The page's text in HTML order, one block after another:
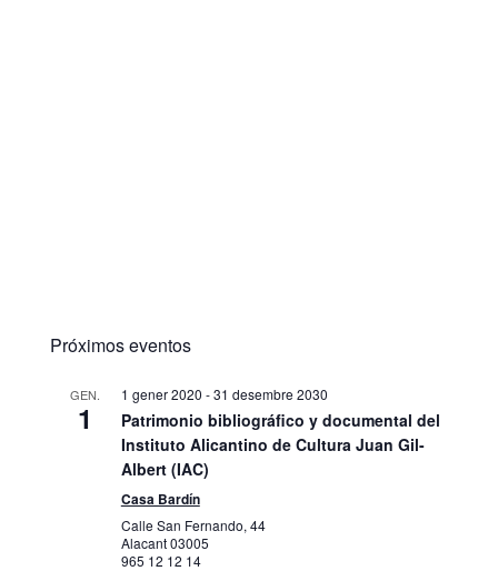
Próximos eventos
GEN.
1
1 gener 2020 -31 desembre 2030
Patrimonio bibliográfico y documental del
Instituto Alicantino de Cultura Juan Gil-
Albert (IAC)
Casa Bardín
Calle San Fernando, 44
Alacant03005
965 12 12 14